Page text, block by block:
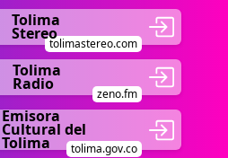
Tolima
Stereo
tolimastereo.com
Tolima
Radio
zeno.fm
Emisora
Cultural del
Tolima tolima.gov.co